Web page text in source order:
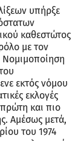
υπήρξε
καθεστώτος
με τον
Νομιμοποίηση
εκτός νόμου
εκλογές
και πιο
Αμέσως μετά,
του 1974